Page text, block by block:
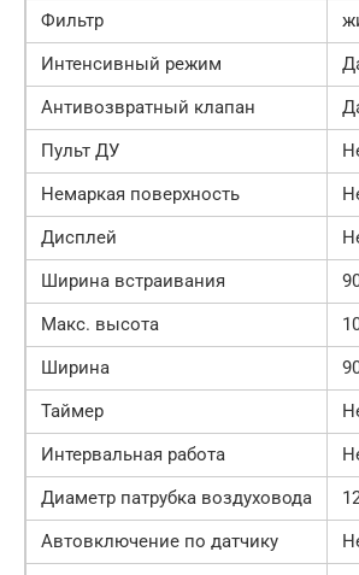
Фильтр
Интенсивный режим
Антивозвратный клапан
Пульт ДУ
Немаркая поверхность
Дисплей
Ширина встраивания
Макс. высота
Ширина
Таймер
Интервальная работа
Диаметр патрубка воздуховода
Автовключение по датчику